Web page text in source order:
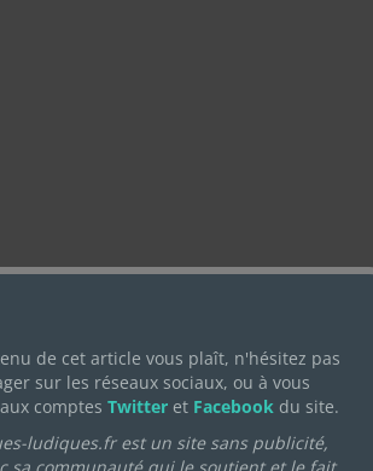
de cet article vous plaît, n'hésitez pas
sur les réseaux sociaux, ou à vous
comptes Twitter et Facebook du site.
ludiques.fr est un site sans publicité,